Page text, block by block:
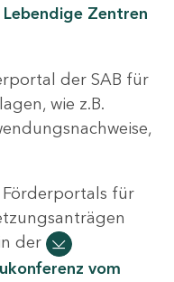
Lebendige Zentren
der SAB für
wie z.B.
Förderportals für
der
vom